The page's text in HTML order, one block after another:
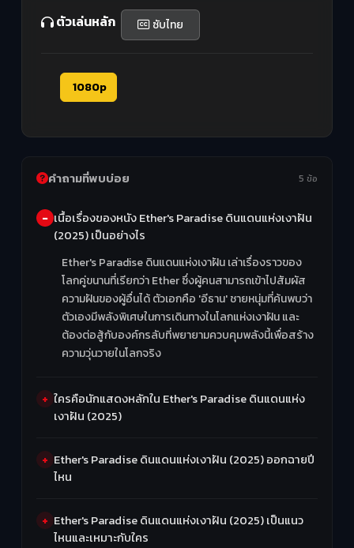
ตัวเล่นหลัก ซับไทย
1080p
คำถามที่พบบ่อย 5 ข้อ
เนื้อเรื่องของหนัง Ether's Paradise ดินแดนแห่งเงาฝัน
(2025) เป็นอย่างไร
Ether's Paradise ดินแดนแห่งเงาฝัน เล่าเรื่องราวของ
โลกคู่ขนานที่เรียกว่า Ether ซึ่งผู้คนสามารถเข้าไปสัมผัส
ความฝันของผู้อื่นได้ ตัวเอกคือ 'อีธาน' ชายหนุ่มที่ค้นพบว่า
ตัวเองมีพลังพิเศษในการเดินทางในโลกแห่งเงาฝัน และ
ต้องต่อสู้กับองค์กรลับที่พยายามควบคุมพลังนี้เพื่อสร้าง
ความวุ่นวายในโลกจริง
ใครคือนักแสดงหลักใน Ether's Paradise ดินแดนแห่ง
เงาฝัน (2025)
Ether's Paradise ดินแดนแห่งเงาฝัน (2025) ออกฉายปี
ไหน
Ether's Paradise ดินแดนแห่งเงาฝัน (2025) เป็นแนว
ไหนและเหมาะกับใคร